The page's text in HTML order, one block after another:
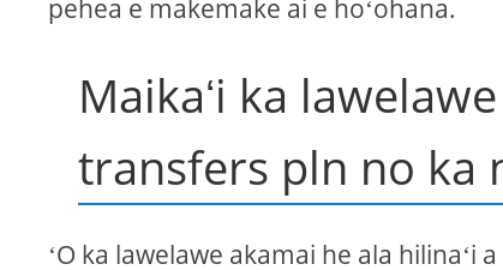
pehea e makemake ai e hoʻohana.
Maikaʻi ka
transfers pln no ka
ʻO ka lawelawe akamai he ala hilinaʻi